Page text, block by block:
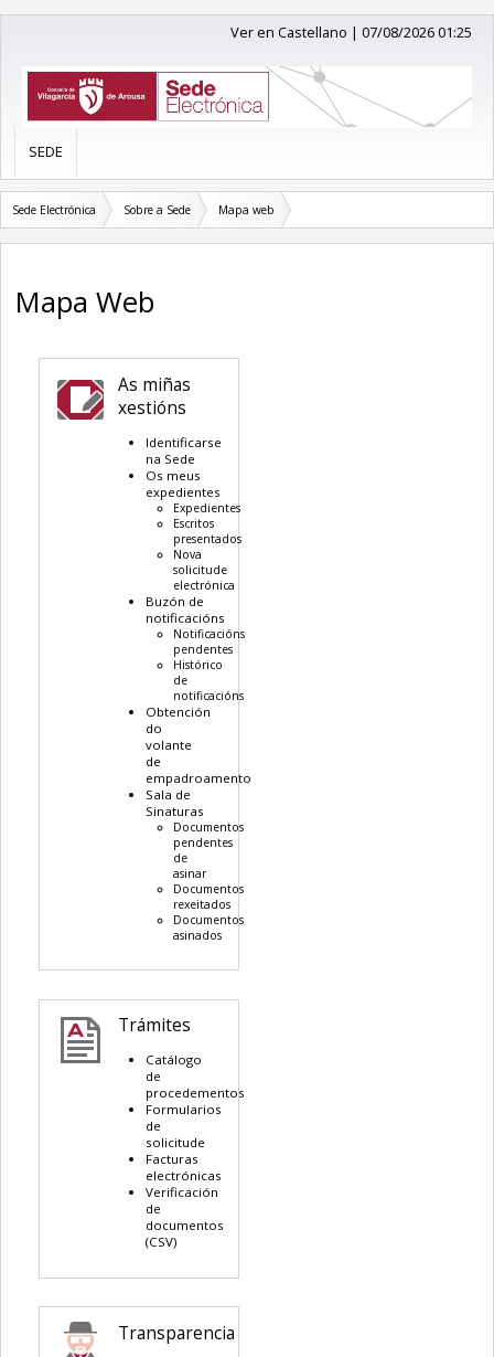
Ver en Castellano |07/08/2026 01:25
SEDE
Sede Electrónica Sobre a Sede Mapa web
Mapa Web
As miñas
xestións
Identificarse
na Sede
Os meus
expedientes
Expedientes
Escritos
presentados
Nova
solicitude
electrónica
Buzón de
notificacións
Notificacións
pendentes
Histórico
de
notificacións
Obtención
do
volante
de
empadroamento
Sala de
Sinaturas
Documentos
pendentes
de
asinar
Documentos
rexeitados
Documentos
asinados
Trámites
Catálogo
de
procedementos
Formularios
de
solicitude
Facturas
electrónicas
Verificación
de
documentos
(CSV)
Transparencia